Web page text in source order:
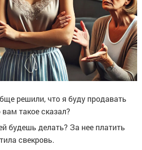
решили, что я буду продавать
вам такое сказал?
будешь делать? За нее платить
свекровь.